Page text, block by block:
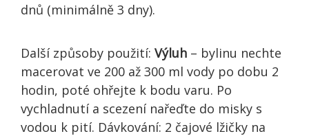
dnů (minimálně 3 dny).
Další způsoby použití: Výluh – bylinu nechte
macerovat ve 200 až 300 ml vody po dobu 2
hodin, poté ohřejte k bodu varu. Po
vychladnutí a scezení nařeďte do misky s
vodou k pití. Dávkování: 2 čajové lžičky na